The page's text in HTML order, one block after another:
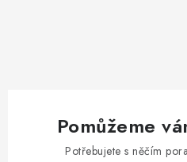
Pomůžeme
Potřebujete s něčím